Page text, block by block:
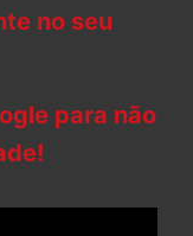
no seu
para não